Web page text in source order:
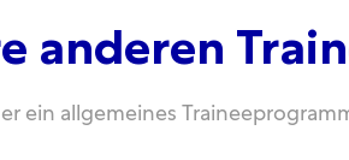
anderen
ein allgemeines